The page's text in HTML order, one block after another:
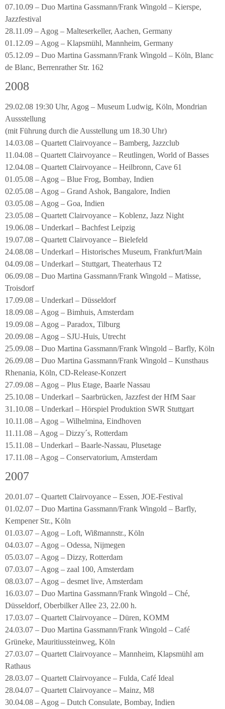
07.10.09 – Duo Martina Gassmann/Frank Wingold – Kierspe,
Jazzfestival
28.11.09 – Agog – Malteserkeller, Aachen, Germany
01.12.09 – Agog – Klapsmühl, Mannheim, Germany
05.12.09 – Duo Martina Gassmann/Frank Wingold – Köln, Blanc
de Blanc, Berrenrather Str. 162
2008
29.02.08 19:30 Uhr, Agog – Museum Ludwig, Köln, Mondrian
Aussstellung
(mit Führung durch die Ausstellung um 18.30 Uhr)
14.03.08 – Quartett Clairvoyance – Bamberg, Jazzclub
11.04.08 – Quartett Clairvoyance – Reutlingen, World of Basses
12.04.08 – Quartett Clairvoyance – Heilbronn, Cave 61
01.05.08 – Agog – Blue Frog, Bombay, Indien
02.05.08 – Agog – Grand Ashok, Bangalore, Indien
03.05.08 – Agog – Goa, Indien
23.05.08 – Quartett Clairvoyance – Koblenz, Jazz Night
19.06.08 – Underkarl – Bachfest Leipzig
19.07.08 – Quartett Clairvoyance – Bielefeld
24.08.08 – Underkarl – Historisches Museum, Frankfurt/Main
04.09.08 – Underkarl – Stuttgart, Theaterhaus T2
06.09.08 – Duo Martina Gassmann/Frank Wingold – Matisse,
Troisdorf
17.09.08 – Underkarl – Düsseldorf
18.09.08 – Agog – Bimhuis, Amsterdam
19.09.08 – Agog – Paradox, Tilburg
20.09.08 – Agog – SJU-Huis, Utrecht
25.09.08 – Duo Martina Gassmann/Frank Wingold – Barfly, Köln
26.09.08 – Duo Martina Gassmann/Frank Wingold – Kunsthaus
Rhenania, Köln, CD-Release-Konzert
27.09.08 – Agog – Plus Etage, Baarle Nassau
25.10.08 – Underkarl – Saarbrücken, Jazzfest der HfM Saar
31.10.08 – Underkarl – Hörspiel Produktion SWR Stuttgart
10.11.08 – Agog – Wilhelmina, Eindhoven
11.11.08 – Agog – Dizzy´s, Rotterdam
15.11.08 – Underkarl – Baarle-Nassau, Plusetage
17.11.08 – Agog – Conservatorium, Amsterdam
2007
20.01.07 – Quartett Clairvoyance – Essen, JOE-Festival
01.02.07 – Duo Martina Gassmann/Frank Wingold – Barfly,
Kempener Str., Köln
01.03.07 – Agog – Loft, Wißmannstr., Köln
04.03.07 – Agog – Odessa, Nijmegen
05.03.07 – Agog – Dizzy, Rotterdam
07.03.07 – Agog – zaal 100, Amsterdam
08.03.07 – Agog – desmet live, Amsterdam
16.03.07 – Duo Martina Gassmann/Frank Wingold – Ché,
Düsseldorf, Oberbilker Allee 23, 22.00 h.
17.03.07 – Quartett Clairvoyance – Düren, KOMM
24.03.07 – Duo Martina Gassmann/Frank Wingold – Café
Grüneke, Mauritiussteinweg, Köln
27.03.07 – Quartett Clairvoyance – Mannheim, Klapsmühl am
Rathaus
28.03.07 – Quartett Clairvoyance – Fulda, Café Ideal
28.04.07 – Quartett Clairvoyance – Mainz, M8
30.04.08 – Agog – Dutch Consulate, Bombay, Indien